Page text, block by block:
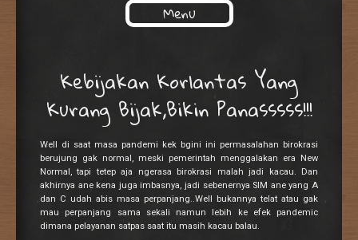
Menu
Kebijakan Korlantas Yang
Kurang Bijak,Bikin Panasssss!!!
Well di saat masa pandemi kek bgini ini permasalahan birokrasi
berujung gak normal, meski pemerintah menggalakan era New
Normal, tapi tetep aja ngerasa birokrasi malah jadi kacau. Dan
akhirnya ane kena juga imbasnya, jadi sebenernya SIM ane yang A
dan C udah abis masa perpanjang..Well bukannya telat atau gak
mau perpanjang sama sekali namun lebih ke efek pandemic
dimana pelayanan satpas saat itu masih kacau balau.